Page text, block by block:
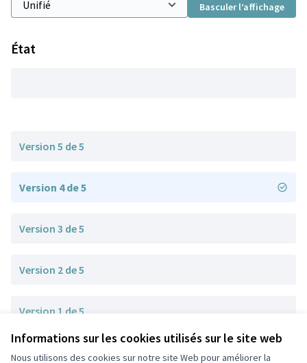
Informations sur les cookies utilisés sur le site web
Nous utilisons des cookies sur notre site Web pour améliorer la
Basculer l’affichage
État
Version 5 de 5
Version 4 de 5
Version 3 de 5
Version 2 de 5
Version 1 de 5
Conditions d'utilisation